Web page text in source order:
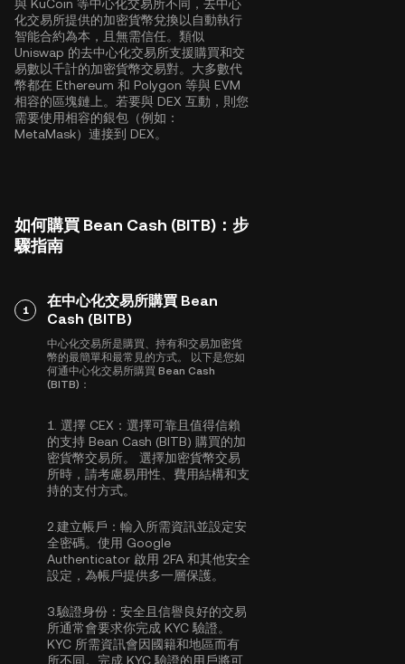
與 KuCoin 等中心化交易所不同，去中心
化交易所提供的加密貨幣兌換以自動執行
智能合約為本，且無需信任。類似
Uniswap 的去中心化交易所支援購買和交
易數以千計的加密貨幣交易對。大多數代
幣都在 Ethereum 和 Polygon 等與 EVM
相容的區塊鏈上。若要與 DEX 互動，則您
需要使用相容的銀包（例如：
MetaMask）連接到 DEX。
如何購買 Bean Cash (BITB)：步
驟指南
1
在中心化交易所購買 Bean
Cash (BITB)
中心化交易所是購買、持有和交易加密貨
幣的最簡單和最常見的方式。 以下是您如
何通中心化交易所購買 Bean Cash
(BITB)：
1. 選擇 CEX： 選擇可靠且值得信賴
的支持 Bean Cash (BITB) 購買的加
密貨幣交易所。 選擇加密貨幣交易
所時，請考慮易用性、費用結構和支
持的支付方式。
2. 建立帳戶： 輸入所需資訊並設定安
全密碼。使用 Google
Authenticator 啟用 2FA 和其他安全
設定，為帳戶提供多一層保護。
3.驗證身份： 安全且信譽良好的交易
所通常會要求你完成 KYC 驗證。
KYC 所需資訊會因國籍和地區而有
所不同。完成 KYC 驗證的用戶將可